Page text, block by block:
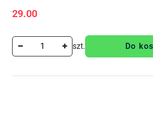
Cena:
29.00
szt. Do